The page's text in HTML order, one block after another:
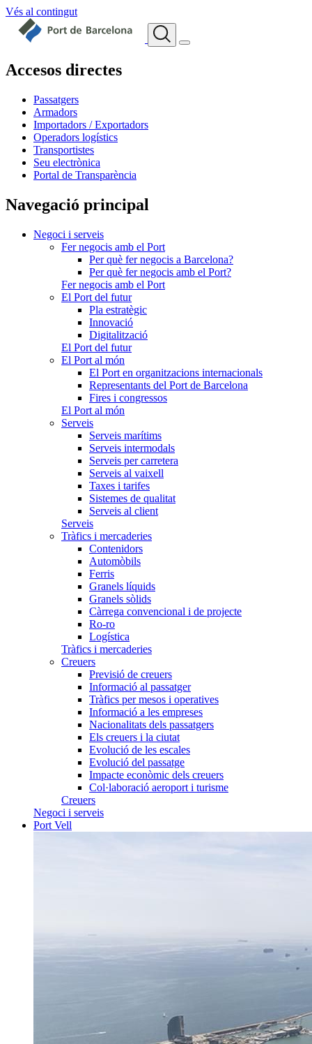
Vés al contingut
Accesos directes
Passatgers
Armadors
Importadors / Exportadors
Operadors logístics
Transportistes
Seu electrònica
Portal de Transparència
Navegació principal
Negoci i serveis
Fer negocis amb el Port
Per què fer negocis a Barcelona?
Per què fer negocis amb el Port?
Fer negocis amb el Port
El Port del futur
Pla estratègic
Innovació
Digitalització
El Port del futur
El Port al món
El Port en organitzacions internacionals
Representants del Port de Barcelona
Fires i congressos
El Port al món
Serveis
Serveis marítims
Serveis intermodals
Serveis per carretera
Serveis al vaixell
Taxes i tarifes
Sistemes de qualitat
Serveis al client
Serveis
Tràfics i mercaderies
Contenidors
Automòbils
Ferris
Granels líquids
Granels sòlids
Càrrega convencional i de projecte
Ro-ro
Logística
Tràfics i mercaderies
Creuers
Previsió de creuers
Informació al passatger
Tràfics per mesos i operatives
Informació a les empreses
Nacionalitats dels passatgers
Els creuers i la ciutat
Evolució de les escales
Evolució del passatge
Impacte econòmic dels creuers
Col·laboració aeroport i turisme
Creuers
Negoci i serveis
Port Vell